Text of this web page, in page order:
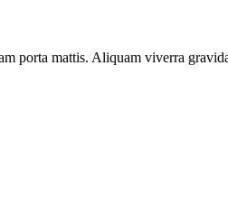
porta mattis. Aliquam viverra